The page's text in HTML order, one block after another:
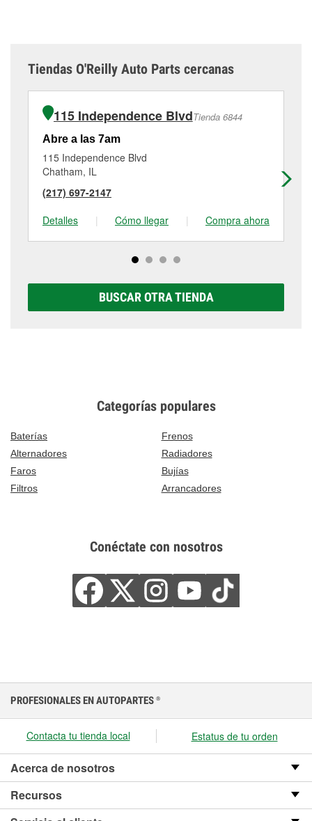
Tiendas O'Reilly Auto Parts cercanas
115 Independence BlvdTienda 6844
Abre a las 7am
115 Independence Blvd
Chatham, IL
(217) 697-2147
Detalles
| Cómo llegar | Compra ahora
BUSCAR OTRA TIENDA
Categorías populares
Baterías
Frenos
Alternadores
Radiadores
Faros
Bujías
Filtros
Arrancadores
Conéctate con nosotros
PROFESIONALES EN AUTOPARTES ®
Contacta tu tienda local Estatus de tu orden
Acerca de nosotros
Recursos